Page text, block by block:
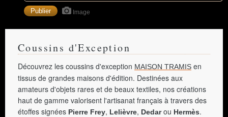
Image
Coussins d'Exception
Découvrez les coussins d'exception MAISON TRAMIS en
tissus de grandes maisons d'édition. Destinées aux
amateurs d'objets rares et de beaux textiles, nos créations
haut de gamme valorisent l'artisanat français à travers des
étoffes signées Pierre Frey, Lelièvre, Dedarou Hermès.